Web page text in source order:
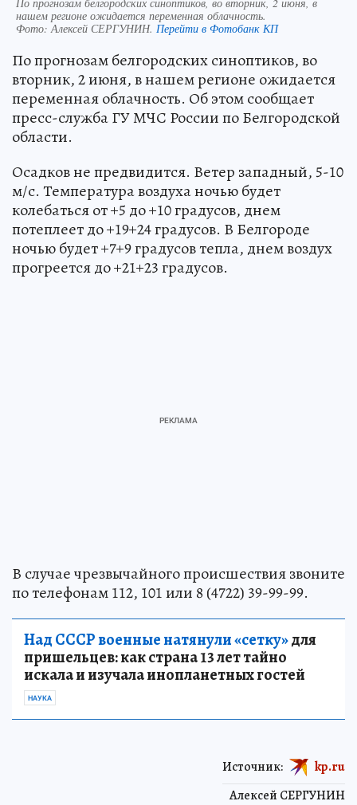
нашем регионе ожидается переменная облачность.
Фото: Алексей СЕРГУНИН. Перейти в Фотобанк КП
По прогнозам белгородских синоптиков, во
вторник, 2 июня, в нашем регионе ожидается
переменная облачность. Об этом сообщает
пресс-служба ГУ МЧС России по Белгородской
области.
Осадков не предвидится. Ветер западный, 5-10
м/с. Температура воздуха ночью будет
колебаться от +5 до +10 градусов, днем
потеплеет до +19+24 градусов. В Белгороде
ночью будет +7+9 градусов тепла, днем воздух
прогреется до +21+23 градусов.
В случае чрезвычайного происшествия звоните
по телефонам 112, 101 или 8 (4722) 39-99-99.
Над СССР военные натянули «сетку»для
пришельцев: как страна 13 лет тайно
искала и изучала инопланетных гостей
НАУКА
Алексей СЕРГУНИН
Источник: kp.ru